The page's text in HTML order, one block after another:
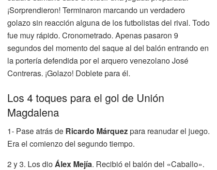
¡Sorprendieron! Terminaron marcando un verdadero
golazo sin reacción alguna de los futbolistas del rival. Todo
fue muy rápido. Cronometrado. Apenas pasaron 9
segundos del momento del saque al del balón entrando en
la portería defendida por el arquero venezolano José
Contreras. ¡Golazo! Doblete para él.
Los 4 toques para el gol de Unión
Magdalena
1- Pase atrás de Ricardo Márquezpara reanudar el juego.
Era el comienzo del segundo tiempo.
2 y 3. Los dioÁlex Mejía. Recibió el balón del «Caballo».